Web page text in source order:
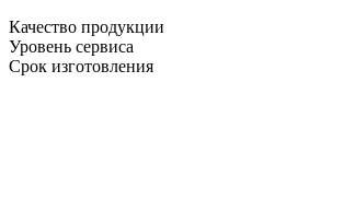
Качество продукции
Уровень сервиса
Срок изготовления